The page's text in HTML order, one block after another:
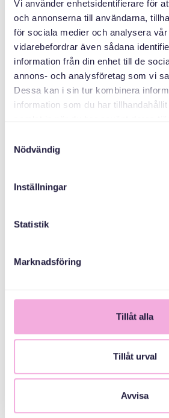
Vi använder enhetsidentifierare för
och annonserna till användarna,
för sociala medier och analysera
vidarebefordrar även sådana
information från din enhet till de
annons- och analysföretag som vi
Dessa kan i sin tur kombinera
information som du har
Nödvändig
Inställningar
Statistik
Marknadsföring
Tillåt alla
Tillåt urval
Avvisa
E-post
1